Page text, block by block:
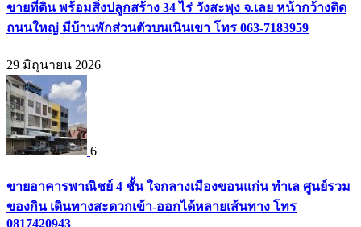
ขายที่ดิน พร้อมสิ่งปลูกสร้าง 34 ไร่ วังสะพุง จ.เลย หน้ากว้างติด
ถนนใหญ่ มีบ้านพักส่วนตัวบนเนินเขา โทร 063-7183959
29 มิถุนายน 2026
6
ขายอาคารพาณิชย์ 4 ชั้น ใจกลางเมืองขอนแก่น ทำเล ศูนย์รวม
ของกิน เดินทางสะดวกเข้า-ออกได้หลายเส้นทาง โทร
0817420943